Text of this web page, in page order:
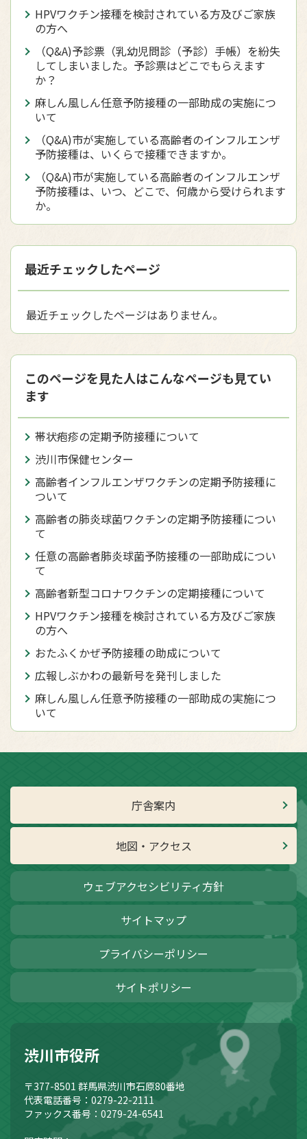
HPVワクチン接種を検討されている方及びご家族
の方へ
（Q&A)予診票（乳幼児問診（予診）手帳）を紛失
してしまいました。予診票はどこでもらえます
か？
麻しん風しん任意予防接種の一部助成の実施につ
いて
（Q&A)市が実施している高齢者のインフルエンザ
予防接種は、いくらで接種できますか。
（Q&A)市が実施している高齢者のインフルエンザ
予防接種は、いつ、どこで、何歳から受けられます
か。
最近チェックしたページ
最近チェックしたページはありません。
このページを見た人はこんなページも見てい
ます
帯状疱疹の定期予防接種について
渋川市保健センター
高齢者インフルエンザワクチンの定期予防接種に
ついて
高齢者の肺炎球菌ワクチンの定期予防接種につい
て
任意の高齢者肺炎球菌予防接種の一部助成につい
て
高齢者新型コロナワクチンの定期接種について
HPVワクチン接種を検討されている方及びご家族
の方へ
おたふくかぜ予防接種の助成について
広報しぶかわの最新号を発刊しました
麻しん風しん任意予防接種の一部助成の実施につ
いて
庁舎案内
地図・アクセス
ウェブアクセシビリティ方針
サイトマップ
プライバシーポリシー
サイトポリシー
渋川市役所
〒377-8501 群馬県渋川市石原80番地
代表電話番号：0279-22-2111
ファックス番号：0279-24-6541